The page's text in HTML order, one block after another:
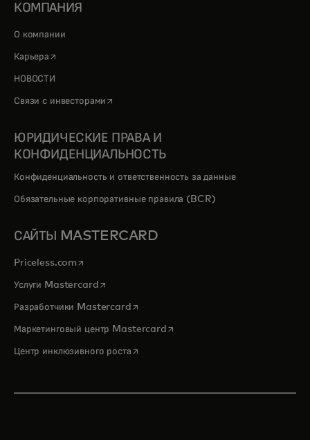
КОМПАНИЯ
О компании
Карьера opens in a new tab
НОВОСТИ
Связи с инвесторами opens in a new tab
ЮРИДИЧЕСКИЕ ПРАВА И
КОНФИДЕНЦИАЛЬНОСТЬ
Конфиденциальность и ответственность за данные
Обязательные корпоративные правила (BCR)
САЙТЫ MASTERCARD
Priceless.com opens in a new tab
Услуги Mastercardopens in a new tab
Разработчики Mastercardopens in a new tab
Маркетинговый центр Mastercardopens in a new tab
Центр инклюзивного ростаopens in a new tab